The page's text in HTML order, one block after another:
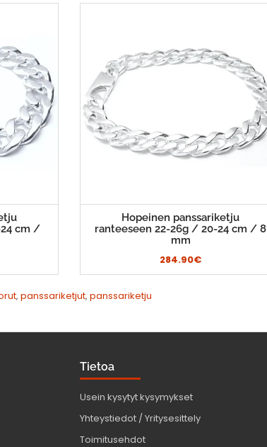
cm /
Hopeinen panssariketju
ranteeseen 22-26g / 20-24 cm / 8
mm
284.90€
, panssariketjut, panssariketju
Tietoa
Usein kysytyt kysymykset
Yhteystiedot / Yritysesittely
Toimitusehdot